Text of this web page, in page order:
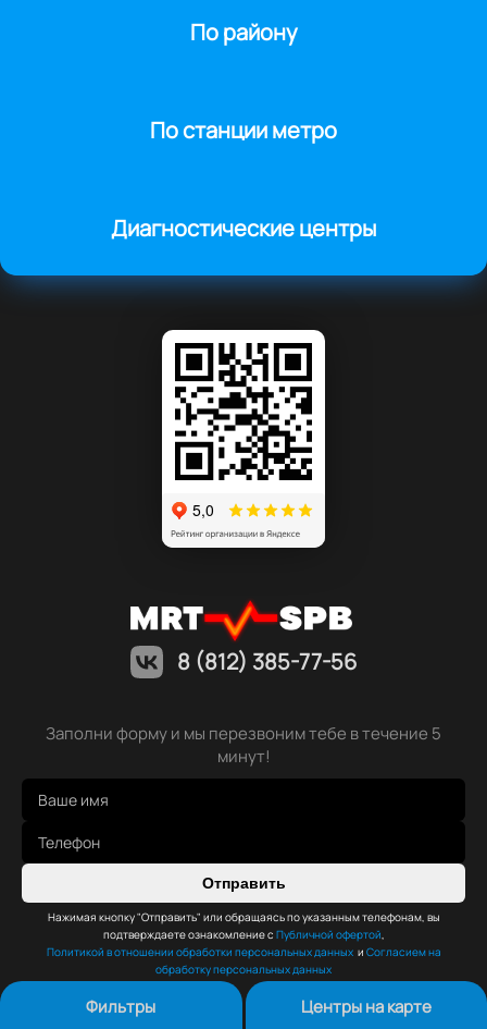
Фильтры Центры на карте
По району
По станции метро
Диагностические центры
8 (812) 385-77-56
Заполни форму и мы перезвоним тебе в течение 5
минут!
Отправить
Нажимая кнопку "Отправить" или обращаясь по указанным телефонам, вы
подтверждаете ознакомление с Публичной офертой,
Политикой в отношении обработки персональных данных и Согласием на
обработку персональных данных